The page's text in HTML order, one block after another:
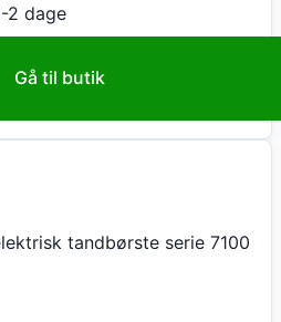
2 dage
Gå til butik
tandbørste serie 7100